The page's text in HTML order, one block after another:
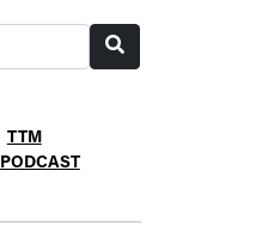
TTM
PODCAST